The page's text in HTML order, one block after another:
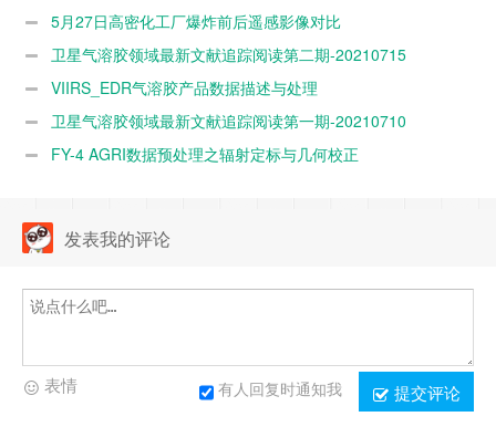
5月27日高密化工厂爆炸前后遥感影像对比
卫星气溶胶领域最新文献追踪阅读第二期-20210715
VIIRS_EDR气溶胶产品数据描述与处理
卫星气溶胶领域最新文献追踪阅读第一期-20210710
FY-4 AGRI数据预处理之辐射定标与几何校正
发表我的评论
提交评论
有人回复时通知我
表情